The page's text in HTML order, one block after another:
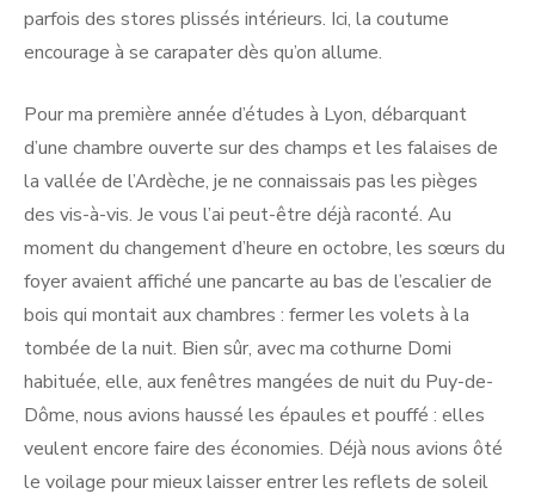
parfois des stores plissés intérieurs. Ici, la coutume
encourage à se carapater dès qu’on allume.
Pour ma première année d’études à Lyon, débarquant
d’une chambre ouverte sur des champs et les falaises de
la vallée de l’Ardèche, je ne connaissais pas les pièges
des vis-à-vis. Je vous l’ai peut-être déjà raconté. Au
moment du changement d’heure en octobre, les sœurs du
foyer avaient affiché une pancarte au bas de l’escalier de
bois qui montait aux chambres : fermer les volets à la
tombée de la nuit. Bien sûr, avec ma cothurne Domi
habituée, elle, aux fenêtres mangées de nuit du Puy-de-
Dôme, nous avions haussé les épaules et pouffé : elles
veulent encore faire des économies. Déjà nous avions ôté
le voilage pour mieux laisser entrer les reflets de soleil